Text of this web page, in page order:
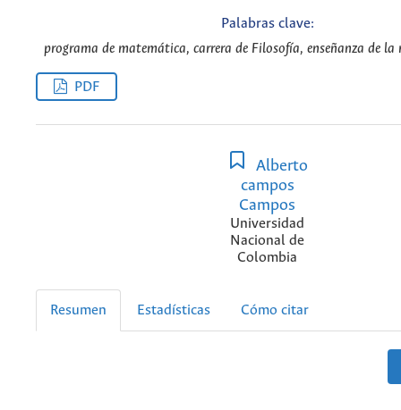
Palabras clave:
programa de matemática, carrera de Filosofía, enseñanza de
PDF
Alberto
campos
Campos
Universidad
Nacional de
Colombia
Resumen Estadísticas Cómo citar